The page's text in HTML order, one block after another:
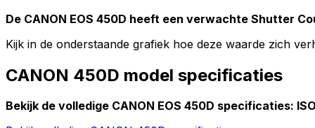
De CANON EOS 450D heeft een verwachte Shutter
Kijk in de onderstaande grafiek hoe deze waarde zich
CANON 450D model specificaties
Bekijk de volledige CANON EOS 450D specificaties: